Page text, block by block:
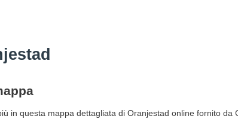
in questa mappa dettagliata di Oranjestad online fornito da